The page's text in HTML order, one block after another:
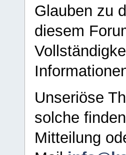
Glauben zu
diesem
Unseriöse
solche
Mitteilung